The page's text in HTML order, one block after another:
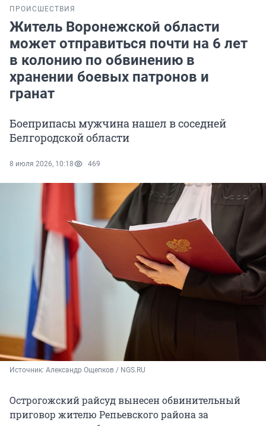
ПРОИСШЕСТВИЯ
Житель Воронежской области
может отправиться почти на 6 лет
в колонию по обвинению в
хранении боевых патронов и
гранат
Боеприпасы мужчина нашел в соседней
Белгородской области
8 июля 2026, 10:18 469
Источник: Александр Ощепков / NGS.RU
Острогожский райсуд вынесен обвинительный
приговор жителю Репьевского района за